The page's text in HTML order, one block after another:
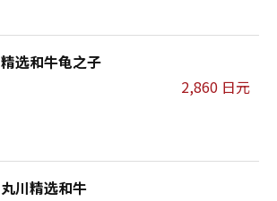
精选和牛龟之子
2,860 日元
丸川精选和牛